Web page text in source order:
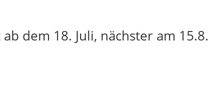
dem 18. Juli, nächster am 15.8.